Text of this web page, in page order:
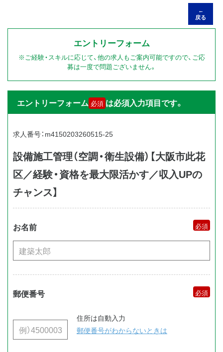
←
戻る
エントリーフォーム
※ご経験・スキルに応じて、他の求人もご案内可能ですので、ご応
募は一度で問題ございません。
エントリーフォーム 必須 は必須入力項目です。
求人番号：m4150203260515-25
設備施工管理（空調・衛生設備）【大阪市此花
区／経験・資格を最大限活かす／収入UPの
チャンス】
お名前
郵便番号
住所は自動入力
郵便番号がわからないときは